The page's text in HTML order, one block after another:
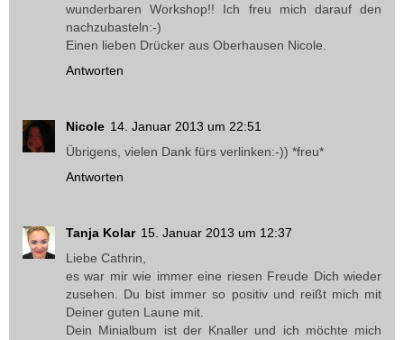
wunderbaren Workshop!! Ich freu mich darauf den
nachzubasteln:-)
Einen lieben Drücker aus Oberhausen Nicole.
Antworten
Nicole 14. Januar 2013 um 22:51
Übrigens, vielen Dank fürs verlinken:-)) *freu*
Antworten
Tanja Kolar 15. Januar 2013 um 12:37
Liebe Cathrin,
es war mir wie immer eine riesen Freude Dich wieder
zusehen. Du bist immer so positiv und reißt mich mit
Deiner guten Laune mit.
Dein Minialbum ist der Knaller und ich möchte mich